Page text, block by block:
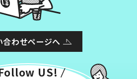
合わせページへ
US!